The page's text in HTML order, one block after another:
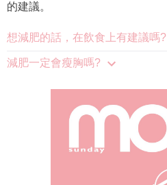
的建議。
想減肥的話，在飲食上有建議嗎?
減肥一定會瘦胸嗎?